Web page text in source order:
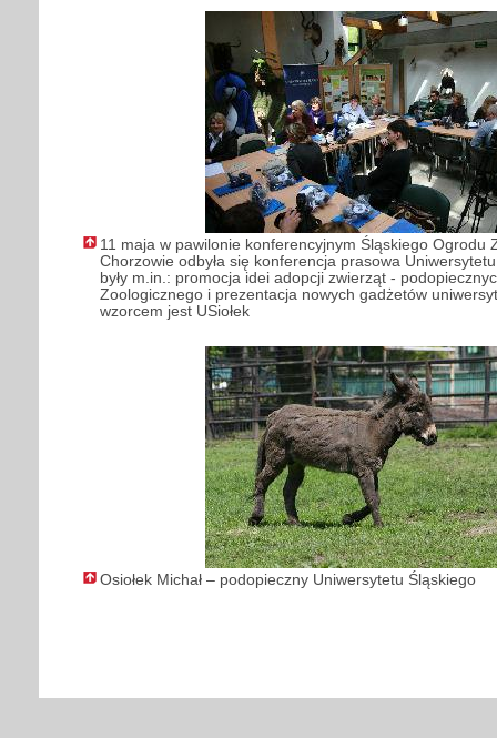
11 maja w pawilonie konferencyjnym Śląskiego Ogrodu
Chorzowie odbyła się konferencja prasowa
były m.in.: promocja idei adopcji zwierząt -
Zoologicznego i prezentacja nowych gadżetów
wzorcem jest USiołek
Osiołek Michał – podopieczny Uniwersytetu Śląskiego